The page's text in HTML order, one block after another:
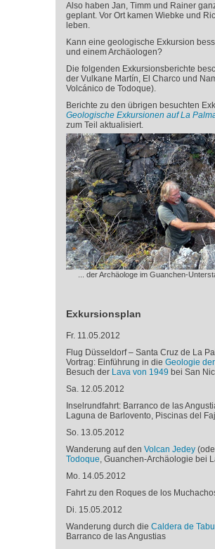
Also haben Jan, Timm und Rainer
geplant. Vor Ort kamen Wiebke und
leben.
Kann eine geologische Exkursion
und einem Archäologen?
Die folgenden Exkursionsberichte
der Vulkane Martín, El Charco und
Volcánico de Todoque).
Berichte zu den übrigen besuchten
Geologische Exkursionen auf La
zum Teil aktualisiert.
... der Archäologe im Guanchen-
Exkursionsplan
Fr. 11.05.2012
Flug Düsseldorf – Santa Cruz de La
Vortrag: Einführung in die Geologie
Besuch der Lava von 1949 bei San
Sa. 12.05.2012
Inselrundfahrt:Barranco de las
Laguna de Barlovento, Piscinas del
So. 13.05.2012
Wanderung auf den Volcan Jedey
Todoque, Guanchen-Archäologie bei
Mo. 14.05.2012
Fahrt zu den Roques de los
Di. 15.05.2012
Wanderung durch die Caldera de
Barranco de las Angustias